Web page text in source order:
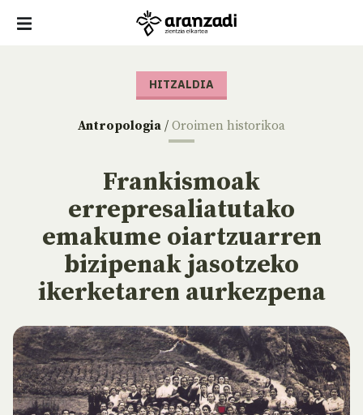
HITZALDIA
Antropologia / Oroimen historikoa
Frankismoak
errepresaliatutako
emakume oiartzuarren
bizipenak jasotzeko
ikerketaren aurkezpena